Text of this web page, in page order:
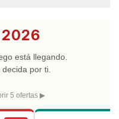
2026
está llegando.
por ti.
5 ofertas ▶